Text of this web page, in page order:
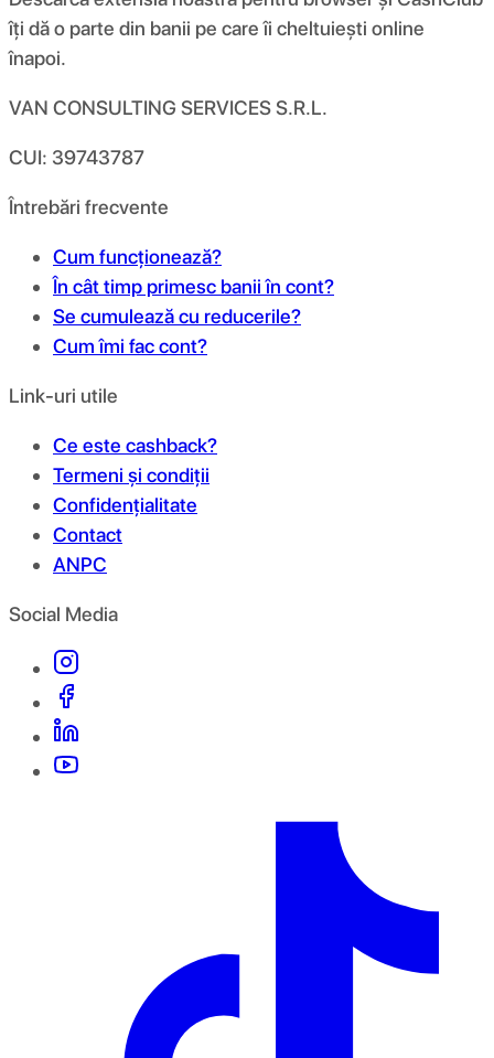
îți dă o parte din banii pe care îi cheltuiești online
înapoi.
VAN CONSULTING SERVICES S.R.L.
CUI: 39743787
Întrebări frecvente
Cum funcționează?
În cât timp primesc banii în cont?
Se cumulează cu reducerile?
Cum îmi fac cont?
Link-uri utile
Ce este cashback?
Termeni și condiții
Confidențialitate
Contact
ANPC
Social Media